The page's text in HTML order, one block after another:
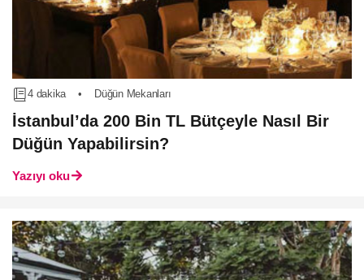
4 dakika • Düğün Mekanları
İstanbul’da 200 Bin TL Bütçeyle Nasıl Bir
Düğün Yapabilirsin?
Yazıyı oku